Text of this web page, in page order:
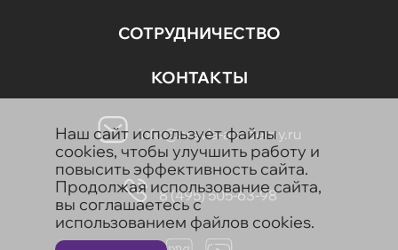
СОТРУДНИЧЕСТВО
КОНТАКТЫ
info@aravia-academy.ru
8 (495) 505-63-98
Наш сайт использует файлы
cookies, чтобы улучшить работу и
повысить эффективность сайта.
Продолжая использование сайта,
вы соглашаетесь с
использованием файлов cookies.